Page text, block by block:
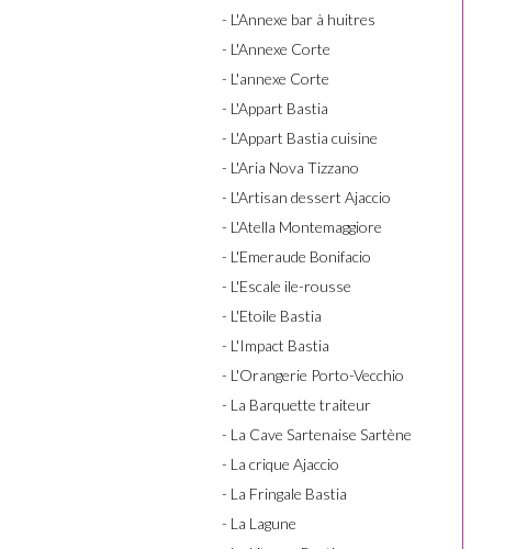
- L'Annexe bar à huitres
- L'Annexe Corte
- L'annexe Corte
- L'Appart Bastia
- L'Appart Bastia cuisine
- L'Aria Nova Tizzano
- L'Artisan dessert Ajaccio
- L'Atella Montemaggiore
- L'Emeraude Bonifacio
- L'Escale ile-rousse
- L'Etoile Bastia
- L'Impact Bastia
- L'Orangerie Porto-Vecchio
- La Barquette traiteur
- La Cave Sartenaise Sartène
- La crique Ajaccio
- La Fringale Bastia
- La Lagune